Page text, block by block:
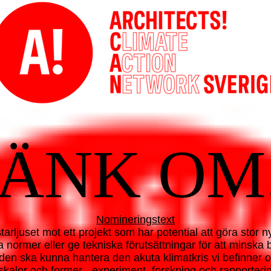
Nomineringstext
mot ett projekt som har potential att göra stor
eller ge tekniska förutsättningar för att
ska kunna hantera den akuta klimatkris vi befinner